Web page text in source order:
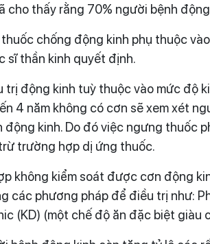
cho thấy rằng 70% người bệnh
chống động kinh phụ thuộc
sĩ thần kinh quyết định.
trị động kinh tuỳ thuộc vào mức độ
4 năm không có cơn sẽ xem xét
động kinh. Do đó việc ngưng thuốc
trường hợp dị ứng thuốc.
không kiểm soát được cơn động
các phương pháp để điều trị như:
(KD) (một chế độ ăn đặc biệt